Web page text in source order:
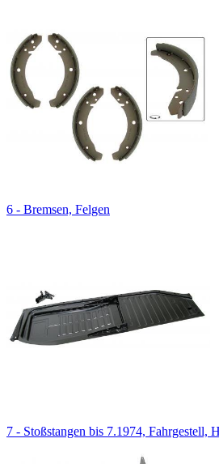
6 - Bremsen, Felgen
7 - Stoßstangen bis 7.1974, Fahrgestell,